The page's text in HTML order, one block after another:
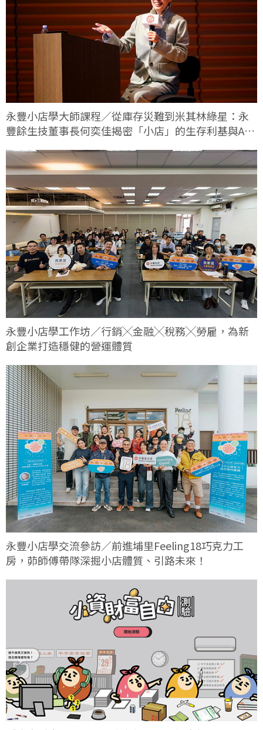
永豐小店學大師課程／從庫存災難到米其林綠星：永
豐餘生技董事長何奕佳揭密「小店」的生存利基與AI
永豐小店學工作坊／行銷╳金融╳稅務╳勞雇，為新
創企業打造穩健的營運體質
永豐小店學交流參訪／前進埔里Feeling18巧克力工
房，茆師傅帶隊深掘小店體質、引路未來！